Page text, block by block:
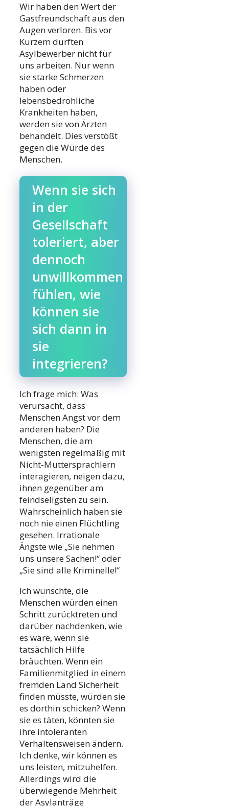
Wir haben den Wert der
Gastfreundschaft aus den
Augen verloren. Bis vor
Kurzem durften
Asylbewerber nicht für
uns arbeiten. Nur wenn
sie starke Schmerzen
haben oder
lebensbedrohliche
Krankheiten haben,
werden sie von Ärzten
behandelt. Dies verstößt
gegen die Würde des
Menschen.
Wenn sie sich
in der
Gesellschaft
toleriert, aber
dennoch
unwillkommen
fühlen, wie
können sie
sich dann in
sie
integrieren?
Ich frage mich: Was
verursacht, dass
Menschen Angst vor dem
anderen haben? Die
Menschen, die am
wenigsten regelmäßig mit
Nicht-Muttersprachlern
interagieren, neigen dazu,
ihnen gegenüber am
feindseligsten zu sein.
Wahrscheinlich haben sie
noch nie einen Flüchtling
gesehen. Irrationale
Ängste wie „Sie nehmen
uns unsere Sachen!“ oder
„Sie sind alle Kriminelle!“
Ich wünschte, die
Menschen würden einen
Schritt zurücktreten und
darüber nachdenken, wie
es wäre, wenn sie
tatsächlich Hilfe
bräuchten. Wenn ein
Familienmitglied in einem
fremden Land Sicherheit
finden müsste, würden sie
es dorthin schicken? Wenn
sie es täten, könnten sie
ihre intoleranten
Verhaltensweisen ändern.
Ich denke, wir können es
uns leisten, mitzuhelfen.
Allerdings wird die
überwiegende Mehrheit
der Asylanträge